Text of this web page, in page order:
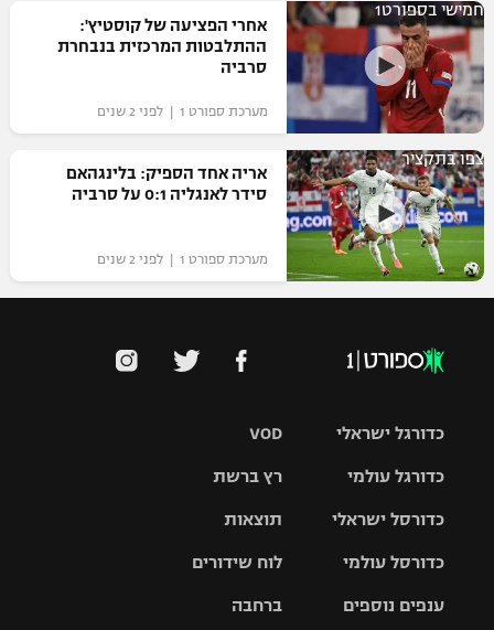
חמישי בספורט1
אחרי הפציעה של קוסטיץ':
ההתלבטות המרכזית בנבחרת
סרביה
מערכת ספורט 1 | לפני 2 שנים
צפו בתקציר
אריה אחד הספיק: בלינגהאם
סידר לאנגליה 0:1 על סרביה
מערכת ספורט 1 | לפני 2 שנים
VOD
רץ ברשת
תוצאות
לוח שידורים
ברחבה
כדורגל ישראלי
גביע הטוטו
כדורגל עולמי
האלופות
ליגה
כדורסל ישראלי
סל
כדורסל עולמי
ענפים נוספים